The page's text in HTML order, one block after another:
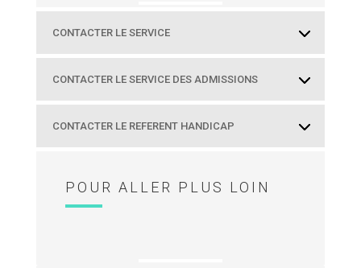
CONTACTER LE SERVICE
CONTACTER LE SERVICE DES ADMISSIONS
CONTACTER LE REFERENT HANDICAP
POUR ALLER PLUS LOIN